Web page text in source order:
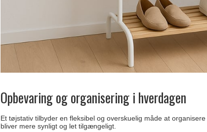
Opbevaring og organisering i hverdagen
Et tøjstativ tilbyder en fleksibel og overskuelig måde at
bliver mere synligt og let tilgængeligt.